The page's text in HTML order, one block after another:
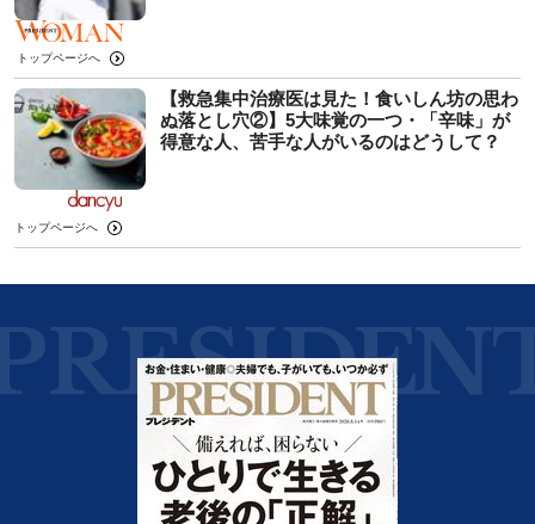
トップページへ
【救急集中治療医は見た！食いしん坊の思わ
ぬ落とし穴②】5大味覚の一つ・「辛味」が
得意な人、苦手な人がいるのはどうして？
トップページへ